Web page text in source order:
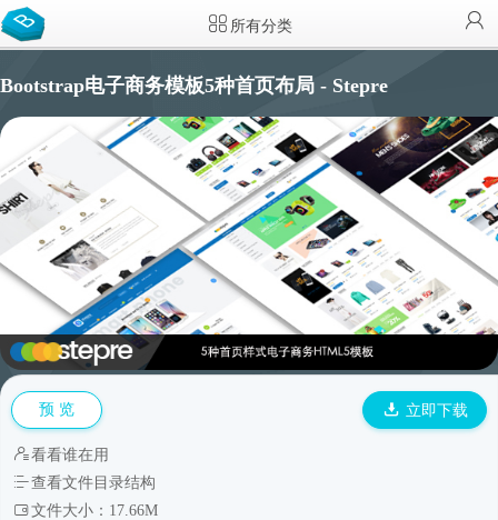
所有分类
Bootstrap电子商务模板5种首页布局 - Stepre
预 览 立即下载
看看谁在用
查看文件目录结构
文件大小：17.66M